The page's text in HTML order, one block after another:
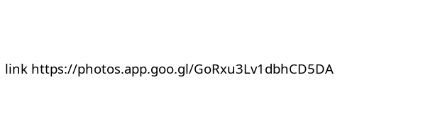
link https://photos.app.goo.gl/GoRxu3Lv1dbhCD5DA